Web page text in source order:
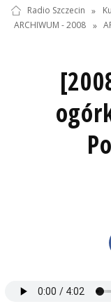
Radio Szczecin »
ARCHIWUM - 2008 »